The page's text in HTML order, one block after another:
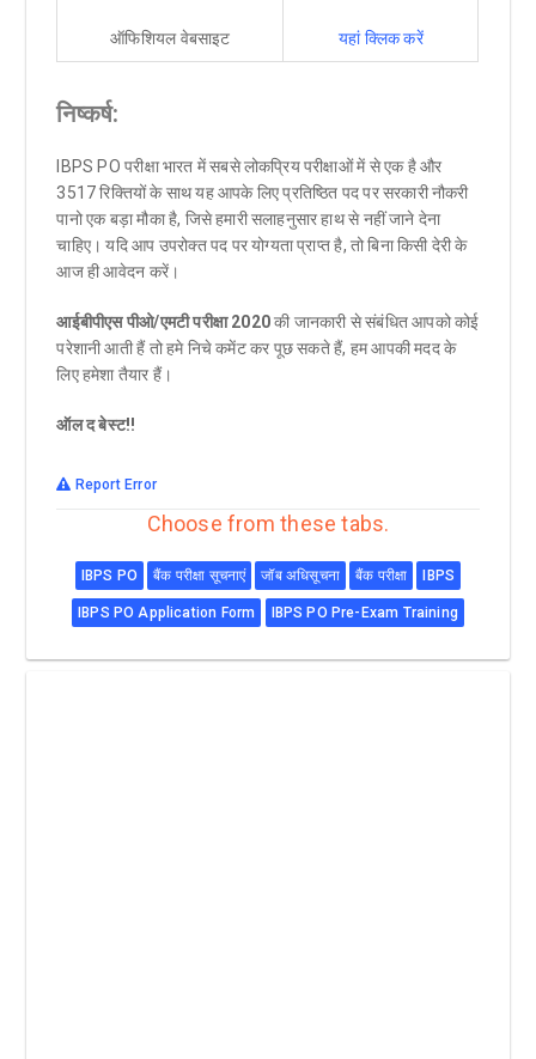
ऑफिशियल वेबसाइट यहां क्लिक करें
निष्कर्ष:
IBPS PO परीक्षा भारत में सबसे लोकप्रिय परीक्षाओं में से एक है और
3517 रिक्तियों के साथ यह आपके लिए प्रतिष्ठित पद पर सरकारी नौकरी
पानो एक बड़ा मौका है, जिसे हमारी सलाहनुसार हाथ से नहीं जाने देना
चाहिए। यदि आप उपरोक्त पद पर योग्यता प्राप्त है, तो बिना किसी देरी के
आज ही आवेदन करें।
आईबीपीएस पीओ/एमटी परीक्षा 2020की जानकारी से संबंधित आपको कोई
परेशानी आती हैं तो हमे निचे कमेंट कर पूछ सकते हैं, हम आपकी मदद के
लिए हमेशा तैयार हैं।
ऑल द बेस्ट!!
Report Error
Choose from these tabs.
IBPS PO बैंक परीक्षा सूचनाएं जॉब अधिसूचना बैंक परीक्षा IBPS
IBPS PO Application Form IBPS PO Pre-Exam Training